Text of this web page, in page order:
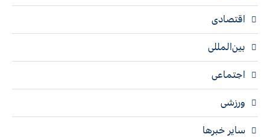
اقتصادی
بین‌المللی
اجتماعی
ورزشی
سایر خبرها